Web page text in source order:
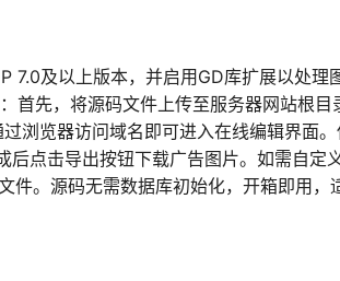
7.0及以上版本，并启用GD库扩展以处理
首先，将源码文件上传至服务器网站根目
浏览器访问域名即可进入在线编辑界面
点击导出按钮下载广告图片。如需自定
。源码无需数据库初始化，开箱即用，